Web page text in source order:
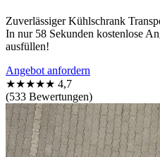
Zuverlässiger Kühlschrank
In nur 58 Sekunden kostenlose
ausfüllen!
Angebot anfordern
★★★★★ 4,7
(533 Bewertungen)